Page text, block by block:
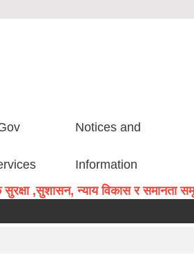
Notices and
Information
,सुशासन, न्याय विकास र समानता